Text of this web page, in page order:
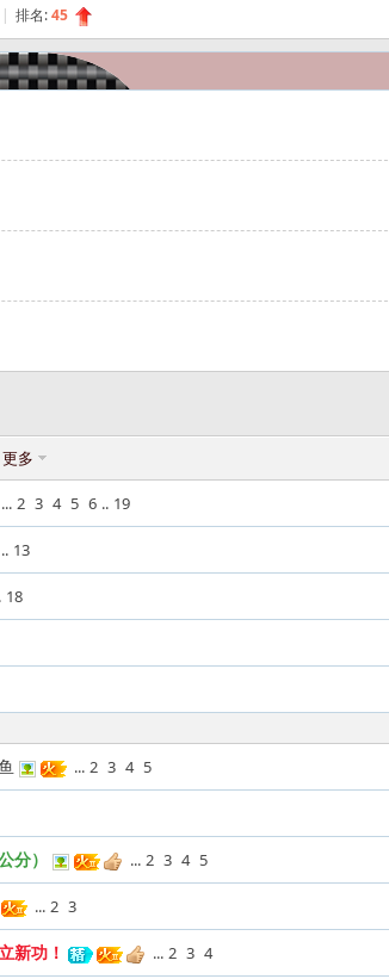
| 排名:45
更多
... 2 3 4 5 6 .. 19
.. 13
18
... 2 3 4 5
分） ... 2 3 4 5
... 2 3
新功！ ... 2 3 4